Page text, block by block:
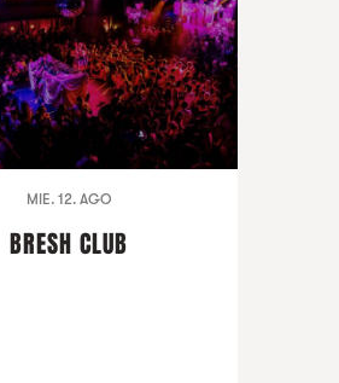
MIE. 12. AGO
BRESH CLUB